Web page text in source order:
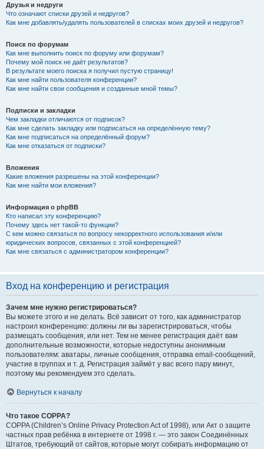
Друзья и недруги
Что означают списки друзей и недругов?
Как мне добавлять/удалять пользователей в списках моих друзей и недругов?
Поиск по форумам
Как мне выполнить поиск по форуму или форумам?
Почему мой поиск не даёт результатов?
В результате моего поиска я получил пустую страницу!
Как мне найти пользователя конференции?
Как мне найти свои сообщения и созданные мной темы?
Подписки и закладки
Чем закладки отличаются от подписок?
Как мне сделать закладку или подписаться на определённую тему?
Как мне подписаться на определённый форум?
Как мне отказаться от подписки?
Вложения
Какие вложения разрешены на этой конференции?
Как мне найти мои вложения?
Информация о phpBB
Кто написал эту конференцию?
Почему здесь нет такой-то функции?
С кем можно связаться по вопросу некорректного использования и/или
юридических вопросов, связанных с этой конференцией?
Как мне связаться с администратором конференции?
Вход на конференцию и регистрация
Зачем мне нужно регистрироваться?
Вы можете этого и не делать. Всё зависит от того, как администратор
настроил конференцию: должны ли вы зарегистрироваться, чтобы
размещать сообщения, или нет. Тем не менее регистрация даёт вам
дополнительные возможности, которые недоступны анонимным
пользователям: аватары, личные сообщения, отправка email-сообщений,
участие в группах и т. д. Регистрация займёт у вас всего пару минут,
поэтому мы рекомендуем это сделать.
Вернуться к началу
Что такое COPPA?
COPPA (Children’s Online Privacy Protection Act of 1998), или Акт о защите
частных прав ребёнка в интернете от 1998 г. — это закон Соединённых
Штатов, требующий от сайтов, которые могут собирать информацию от